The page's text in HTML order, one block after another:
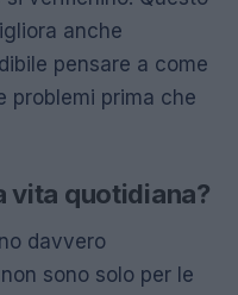
anche
pensare a come
problemi prima che
vita quotidiana?
davvero
sono solo per le